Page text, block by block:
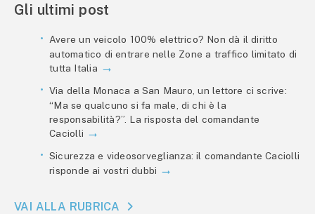
Gli ultimi post
Avere un veicolo 100% elettrico? Non dà il diritto
automatico di entrare nelle Zone a traffico limitato di
tutta Italia
Via della Monaca a San Mauro, un lettore ci scrive:
“Ma se qualcuno si fa male, di chi è la
responsabilità?”. La risposta del comandante
Caciolli
Sicurezza e videosorveglianza: il comandante Caciolli
risponde ai vostri dubbi
VAI ALLA RUBRICA